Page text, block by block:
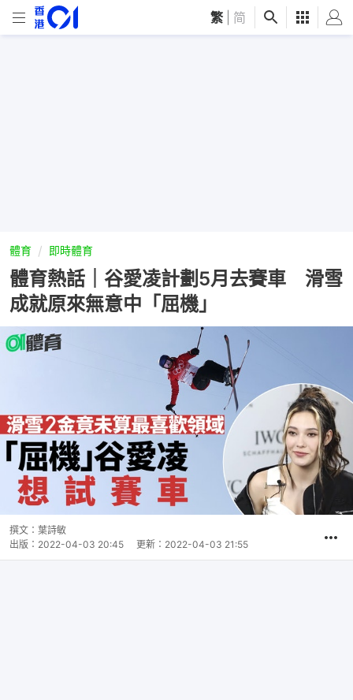
繁 简
體育 即時體育
體育熱話｜谷愛凌計劃5月去賽車 滑雪
成就原來無意中「屈機」
撰文： 葉詩敏
出版： 2022-04-03 20:45 更新： 2022-04-03 21:55